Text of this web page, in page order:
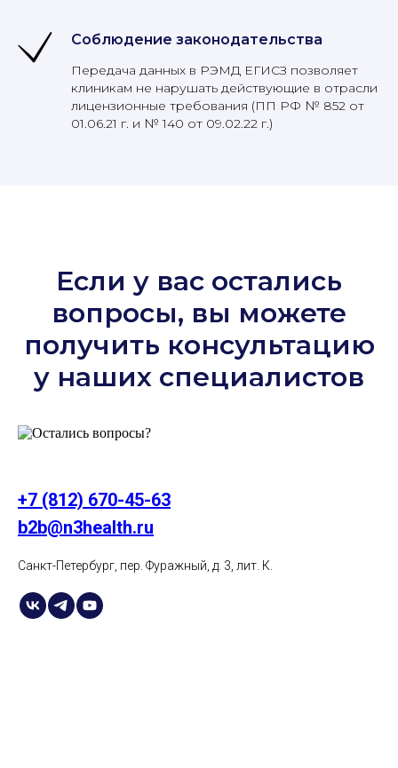
Соблюдение законодательства
Передача данных в РЭМД ЕГИСЗ позволяет
клиникам не нарушать действующие в отрасли
лицензионные требования (ПП РФ № 852 от
01.06.21 г. и № 140 от 09.02.22 г.)
Если у вас остались
вопросы, вы можете
получить консультацию
у наших специалистов
+7 (812) 670-45-63
b2b@n3health.ru
Санкт-Петербург, пер. Фуражный, д. 3, лит. К.